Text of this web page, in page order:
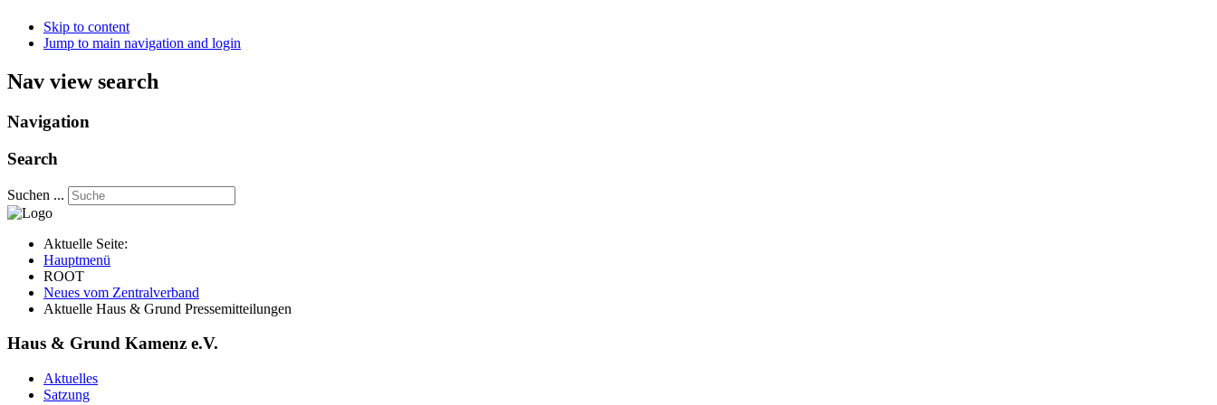
Skip to content
Jump to main navigation and login
Nav view search
Navigation
Search
Suchen ...
Aktuelle Seite:
Hauptmenü
ROOT
Neues vom Zentralverband
Aktuelle Haus & Grund Pressemitteilungen
Haus & Grund Kamenz e.V.
Aktuelles
Satzung